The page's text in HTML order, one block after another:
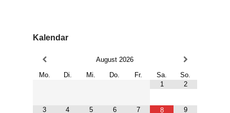
Kalendar
August 2026
Mo.
Di. Mi. Do. Fr. Sa.
So.
1
2
3 4 5 6 7 8 9